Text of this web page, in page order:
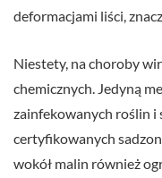
deformacjami liści,
Niestety, na choroby
chemicznych. Jedyną
zainfekowanych roślin i
certyfikowanych
wokół malin również